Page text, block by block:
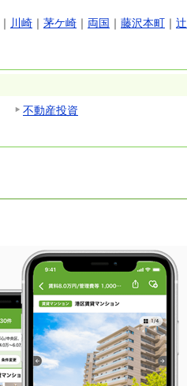
｜ 川崎 ｜ 茅ケ崎 ｜ 両国 ｜ 藤沢本町 ｜ 辻
不動産投資